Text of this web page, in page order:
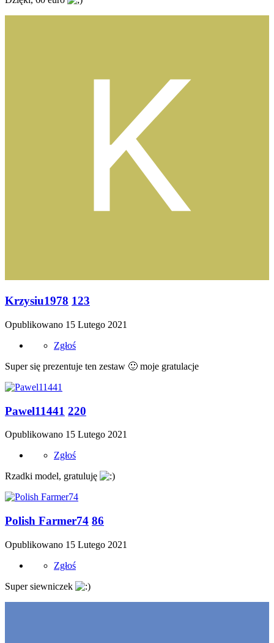
Krzysiu1978 123
Opublikowano 15 Lutego 2021
Zgłoś
Super się prezentuje ten zestaw 🙂 moje gratulacje
Pawel11441 220
Opublikowano 15 Lutego 2021
Zgłoś
Rzadki model, gratuluję
Polish Farmer74 86
Opublikowano 15 Lutego 2021
Zgłoś
Super siewniczek